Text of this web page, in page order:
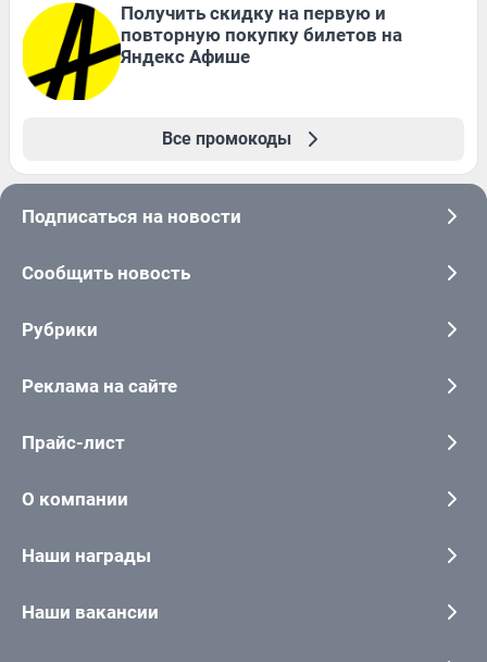
Получить скидку на первую и
повторную покупку билетов на
Яндекс Афише
Все промокоды
Подписаться на новости
Сообщить новость
Рубрики
Реклама на сайте
Прайс-лист
О компании
Наши награды
Наши вакансии